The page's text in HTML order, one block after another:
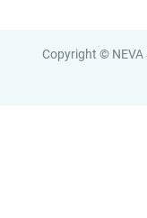
Copyright © NEVA